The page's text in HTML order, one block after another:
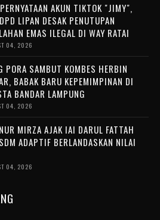
AKUN TIKTOK "JIMY",
LIPAN DESAK PENUTUPAN
EMAS ILEGAL DI WAY RATAI
04, 2026
PORA SAMBUT KOMBES HERBIN
BABAK BARU KEPEMIMPINAN DI
BANDAR LAMPUNG
04, 2026
MIRZA AJAK IAI DARUL FATTAH
ADAPTIF BERLANDASKAN NILAI
04, 2026